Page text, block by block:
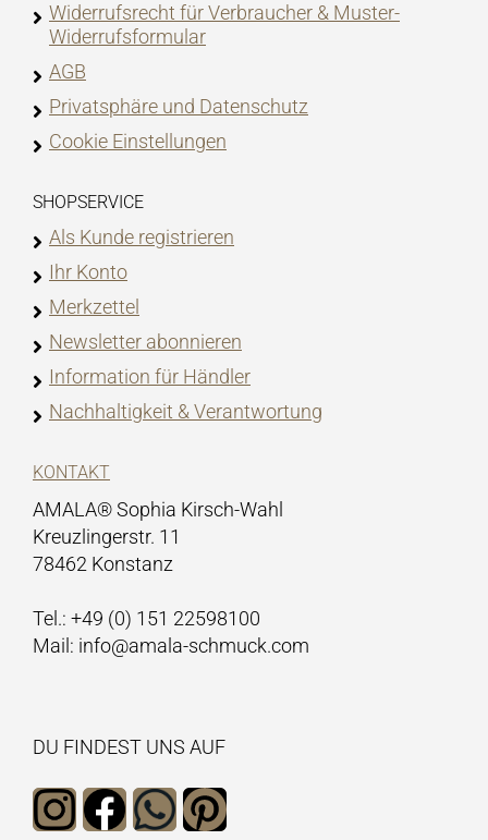
Widerrufsrecht für Verbraucher & Muster-
Widerrufsformular
AGB
Privatsphäre und Datenschutz
Cookie Einstellungen
SHOPSERVICE
Als Kunde registrieren
Ihr Konto
Merkzettel
Newsletter abonnieren
Information für Händler
Nachhaltigkeit & Verantwortung
KONTAKT
AMALA® Sophia Kirsch-Wahl
Kreuzlingerstr. 11
78462 Konstanz
Tel.: +49 (0) 151 22598100
Mail: info@amala-schmuck.com
DU FINDEST UNS AUF